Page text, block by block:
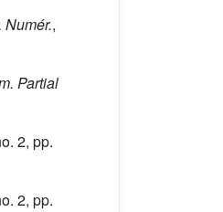
,
Partial
2, pp.
2, pp.